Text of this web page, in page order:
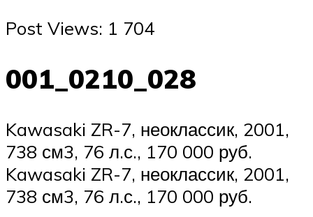
Post Views: 1 704
001_0210_028
Kawasaki ZR-7, неоклассик, 2001,
738 см3, 76 л.с., 170 000 руб.
Kawasaki ZR-7, неоклассик, 2001,
738 см3, 76 л.с., 170 000 руб.